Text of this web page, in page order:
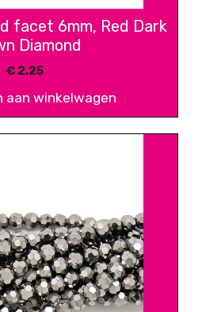
facet 6mm, Red Dark
Diamond
€2,25
aan winkelwagen